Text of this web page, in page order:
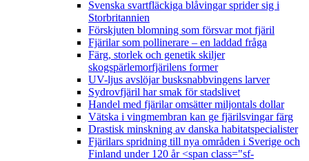
Svenska svartfläckiga blåvingar sprider sig i
Storbritannien
Förskjuten blomning som försvar mot fjäril
Fjärilar som pollinerare – en laddad fråga
Färg, storlek och genetik skiljer
skogspärlemorfjärilens former
UV-ljus avslöjar busksnabbvingens larver
Sydrovfjäril har smak för stadslivet
Handel med fjärilar omsätter miljontals dollar
Vätska i vingmembran kan ge fjärilsvingar färg
Drastisk minskning av danska habitatspecialister
Fjärilars spridning till nya områden i Sverige och
Finland under 120 år <span class="sf-